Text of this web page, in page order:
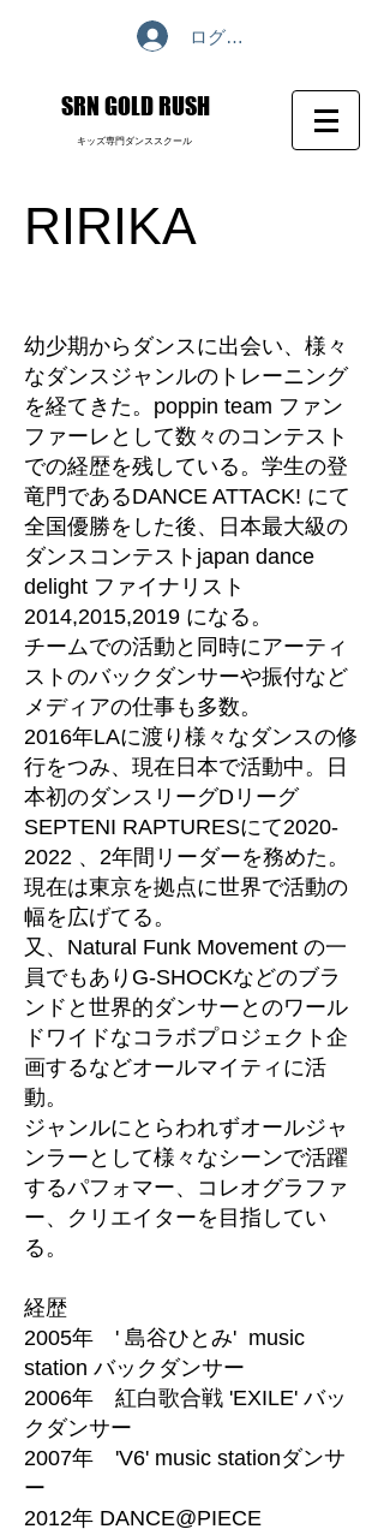
ログイン
​キッズ専門ダンススクール
​SRN GOLD RUSH
RIRIKA
幼少期からダンスに出会い、様々
なダンスジャンルのトレーニング
を経てきた。poppin team ファン
ファーレとして数々のコンテスト
での経歴を残している。学生の登
竜門であるDANCE ATTACK! にて
全国優勝をした後、日本最大級の
ダンスコンテストjapan dance
delight ファイナリスト
2014,2015,2019 になる。
チームでの活動と同時にアーティ
ストのバックダンサーや振付など
メディアの仕事も多数。
2016年LAに渡り様々なダンスの修
行をつみ、現在日本で活動中。日
本初のダンスリーグDリーグ
SEPTENI RAPTURESにて2020-
2022 、2年間リーダーを務めた。
現在は東京を拠点に世界で活動の
幅を広げてる。
又、Natural Funk Movement の一
員でもありG-SHOCKなどのブラ
ンドと世界的ダンサーとのワール
ドワイドなコラボプロジェクト企
画するなどオールマイティに活
動。
ジャンルにとらわれずオールジャ
ンラーとして様々なシーンで活躍
するパフォマー、コレオグラファ
ー、クリエイターを目指してい
る。
経歴
2005年 ' 島谷ひとみ' music
station バックダンサー
2006年 紅白歌合戦 'EXILE' バッ
クダンサー
2007年 'V6' music stationダンサ
ー
2012年 DANCE@PIECE